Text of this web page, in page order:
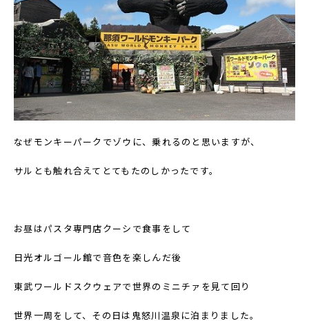
なぜモンキーパークでゾウに、乗れるのと思いますが、
サルとも触れ合えてとてもたのしかったです。
お昼はパスタ専門店クーシで食事をして
日光オルゴール館で音色を楽しんだ後
東武ワールドスクウェアで世界のミニチァを見て回り
世界一周をして、その日は鬼怒川温泉に泊まりました。